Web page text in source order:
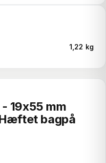
1,22 kg
19x55 mm
bagpå